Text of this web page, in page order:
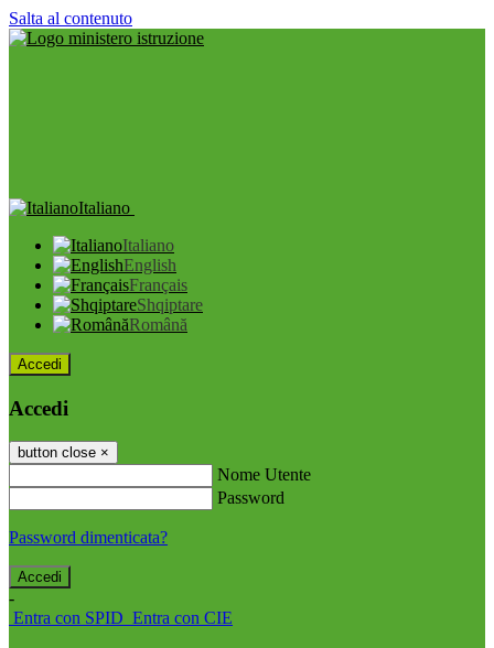
Salta al contenuto
Italiano
Italiano
English
Français
Shqiptare
Română
Accedi
Accedi
button close ×
Nome Utente
Password
Password dimenticata?
-
Entra con SPID Entra con CIE